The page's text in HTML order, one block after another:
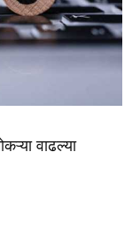
वाढल्या